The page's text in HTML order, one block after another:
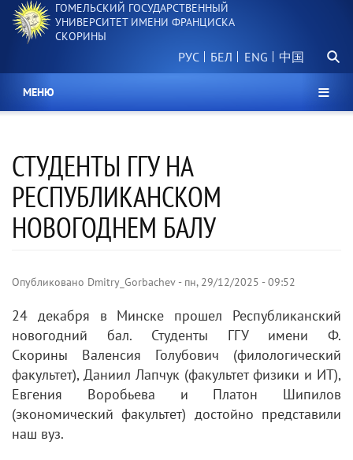
Перейти
основному
ГОМЕЛЬСКИЙ ГОСУДАРСТВЕННЫЙ
УНИВЕРСИТЕТ ИМЕНИ ФРАНЦИСКА
СКОРИНЫ
РУС БЕЛ 中国
МЕНЮ
СТУДЕНТЫ ГГУ НА
РЕСПУБЛИКАНСКОМ
НОВОГОДНЕМ БАЛУ
Опубликовано Dmitry_Gorbachev- пн, 29/12/2025 - 09:52
24 декабря в Минске прошел Республиканский
новогодний бал. Студенты ГГУ имени Ф.
Скорины Валенсия Голубович (филологический
факультет), Даниил Лапчук (факультет физики и ИT),
Евгения Воробьева и Платон Шипилов
(экономический факультет) достойно представили
наш вуз.